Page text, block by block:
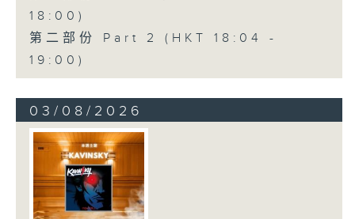
18:00)
第二部份 Part 2 (HKT 18:04 -
19:00)
03/08/2026